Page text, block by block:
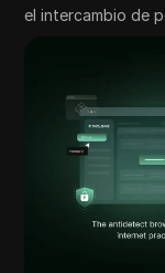
el intercambio de